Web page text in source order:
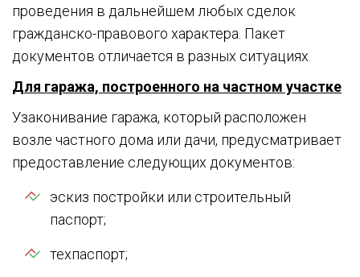
проведения в дальнейшем любых сделок
гражданско-правового характера. Пакет
документов отличается в разных ситуациях.
Для гаража, построенного на частном участке
Узаконивание гаража, который расположен
возле частного дома или дачи, предусматривает
предоставление следующих документов:
эскиз постройки или строительный
паспорт;
техпаспорт;